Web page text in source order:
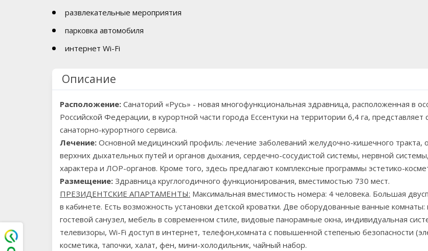
развлекательные мероприятия
парковка автомобиля
интернет Wi-Fi
Описание
Расположение: Санаторий «Русь» - новая многофункциональная здравница, расположенная в
Российской Федерации, в курортной части города Ессентуки на территории 6,4 га,
санаторно-курортного сервиса.
Лечение: Основной медицинский профиль: лечение заболеваний желудочно-кишечного тракта,
верхних дыхательных путей и органов дыхания, сердечно-сосудистой системы, нервной системы,
характера и ЛОР-органов. Кроме того, здесь предлагают комплексные программы эстетико-
Размещение: Здравница круглогодичного функционирования, вместимостью 730 мест.
ПРЕЗИДЕНТСКИЕ АПАРТАМЕНТЫ: Максимальная вместимость номера: 4 человека. Большая
в кабинете. Есть возможность установки детской кроватки. Две оборудованные ванные
гостевой санузел, мебель в современном стиле, видовые панорамные окна, индивидуальная
телевизоры, Wi-Fi доступ в интернет, телефон,комната с повышенной степенью безопасности
косметика, тапочки, халат, фен, мини-холодильник, чайный набор.